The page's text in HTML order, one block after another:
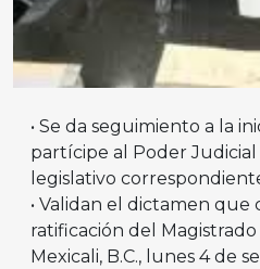
• Se da seguimiento a la
partícipe al Poder
legislativo
• Validan el dictamen
ratificación del
Mexicali, B.C., lunes 4 de